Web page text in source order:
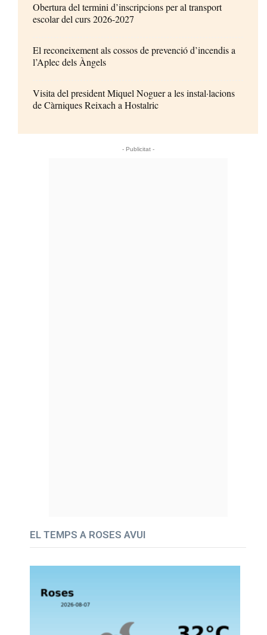
Obertura del termini d’inscripcions per al transport
escolar del curs 2026-2027
El reconeixement als cossos de prevenció d’incendis a
l’Aplec dels Àngels
Visita del president Miquel Noguer a les instal·lacions
de Càrniques Reixach a Hostalric
- Publicitat -
EL TEMPS A ROSES AVUI